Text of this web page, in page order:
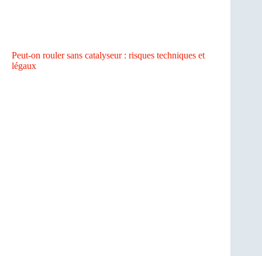
Peut-on rouler sans catalyseur : risques techniques et
légaux